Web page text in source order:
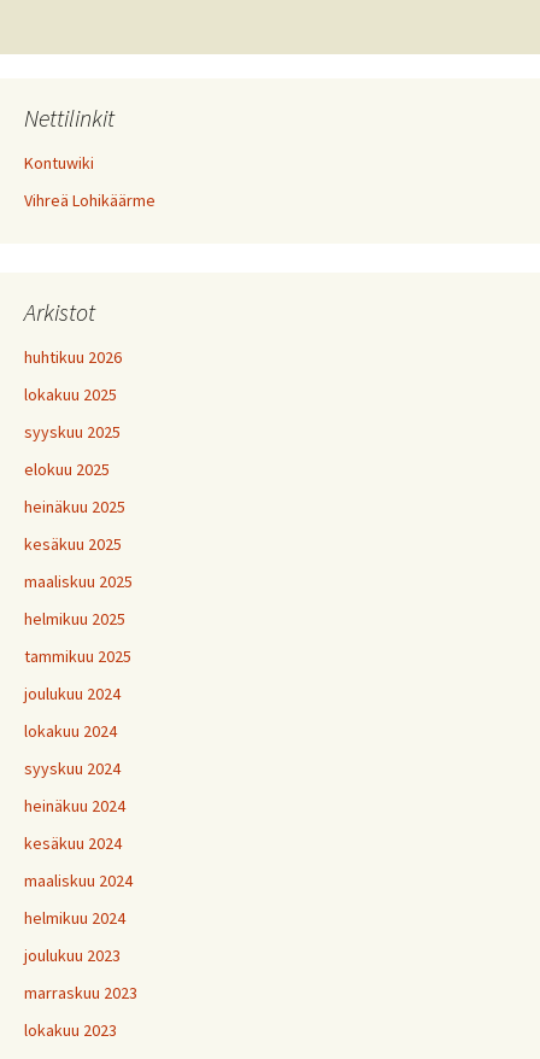
Nettilinkit
Kontuwiki
Vihreä Lohikäärme
Arkistot
huhtikuu 2026
lokakuu 2025
syyskuu 2025
elokuu 2025
heinäkuu 2025
kesäkuu 2025
maaliskuu 2025
helmikuu 2025
tammikuu 2025
joulukuu 2024
lokakuu 2024
syyskuu 2024
heinäkuu 2024
kesäkuu 2024
maaliskuu 2024
helmikuu 2024
joulukuu 2023
marraskuu 2023
lokakuu 2023